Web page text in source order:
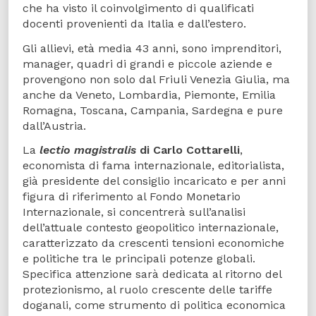
che ha visto il coinvolgimento di qualificati
docenti provenienti da Italia e dall’estero.
Gli allievi, età media 43 anni, sono imprenditori,
manager, quadri di grandi e piccole aziende e
provengono non solo dal Friuli Venezia Giulia, ma
anche da Veneto, Lombardia, Piemonte, Emilia
Romagna, Toscana, Campania, Sardegna e pure
dall’Austria.
La lectio magistralis di Carlo Cottarelli,
economista di fama internazionale, editorialista,
già presidente del consiglio incaricato e per anni
figura di riferimento al Fondo Monetario
Internazionale, si concentrerà sull’analisi
dell’attuale contesto geopolitico internazionale,
caratterizzato da crescenti tensioni economiche
e politiche tra le principali potenze globali.
Specifica attenzione sarà dedicata al ritorno del
protezionismo, al ruolo crescente delle tariffe
doganali, come strumento di politica economica